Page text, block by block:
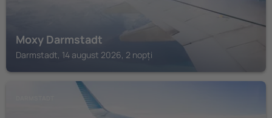
Moxy Darmstadt
Darmstadt, 14 august 2026, 2 nopți